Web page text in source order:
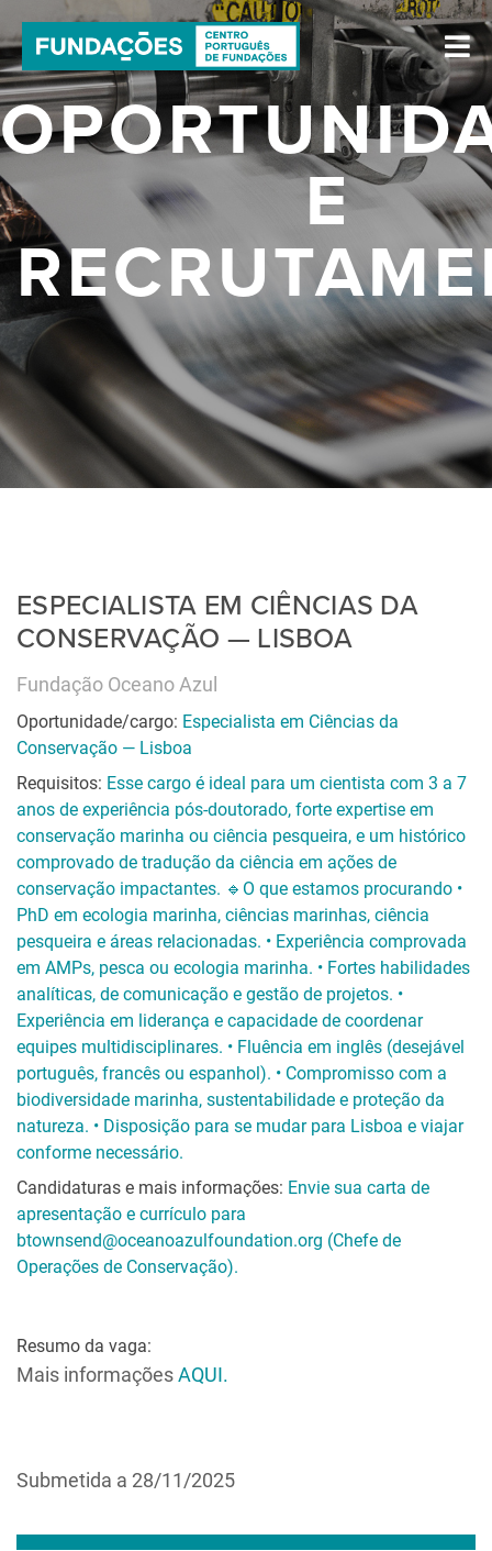
E
ESPECIALISTA EM CIÊNCIAS DA
CONSERVAÇÃO — LISBOA
Fundação Oceano Azul
Oportunidade/cargo: Especialista em Ciências da
Conservação — Lisboa
Requisitos: Esse cargo é ideal para um cientista com 3 a 7
anos de experiência pós-doutorado, forte expertise em
conservação marinha ou ciência pesqueira, e um histórico
comprovado de tradução da ciência em ações de
conservação impactantes. 🔹O que estamos procurando •
PhD em ecologia marinha, ciências marinhas, ciência
pesqueira e áreas relacionadas. • Experiência comprovada
em AMPs, pesca ou ecologia marinha. • Fortes habilidades
analíticas, de comunicação e gestão de projetos. •
Experiência em liderança e capacidade de coordenar
equipes multidisciplinares. • Fluência em inglês (desejável
português, francês ou espanhol). • Compromisso com a
biodiversidade marinha, sustentabilidade e proteção da
natureza. • Disposição para se mudar para Lisboa e viajar
conforme necessário.
Candidaturas e mais informações: Envie sua carta de
apresentação e currículo para
btownsend@oceanoazulfoundation.org (Chefe de
Operações de Conservação).
Resumo da vaga:
Mais informaçõesAQUI.
Submetida a 28/11/2025